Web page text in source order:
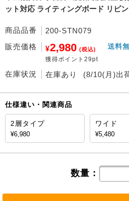
ット対応 ライティングボード リビ
商品品番
200-STN079
販売価格
¥2,980 (税込)
獲得ポイント29pt
送料
在庫状況 在庫あり (8/10(月)出
仕様違い・関連商品
2層タイプ
¥6,980
ワイド
¥5,480
数量：